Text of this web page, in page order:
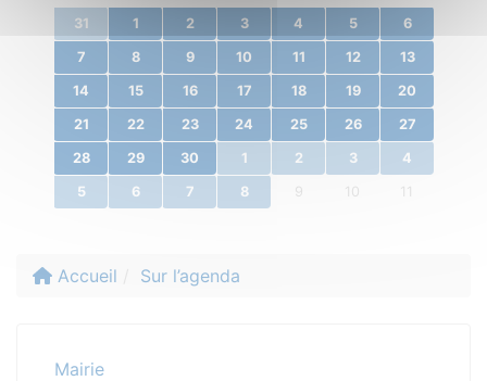
31 1 2 3 4 5 6
7 8 9 10 11 12 13
14 15 16 17 18 19 20
21 22 23 24 25 26 27
28 29 30 1 2 3 4
5 6 7 8 9 10
Accueil Sur l’agenda
Mairie